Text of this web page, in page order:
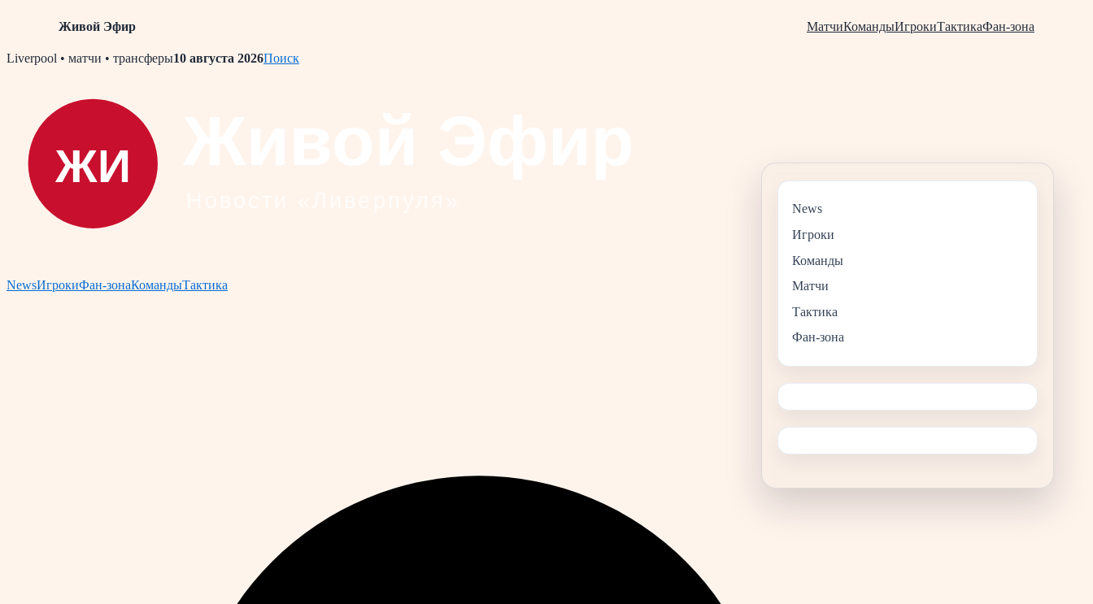
Живой Эфир МатчиКомандыИгрокиТактикаФан-зона
Skip
Liverpool • матчи • трансферы10 августа 2026Поиск
NewsИгрокиФан-зонаКомандыТактика
News
Игроки
Команды
Матчи
Тактика
Фан-зона